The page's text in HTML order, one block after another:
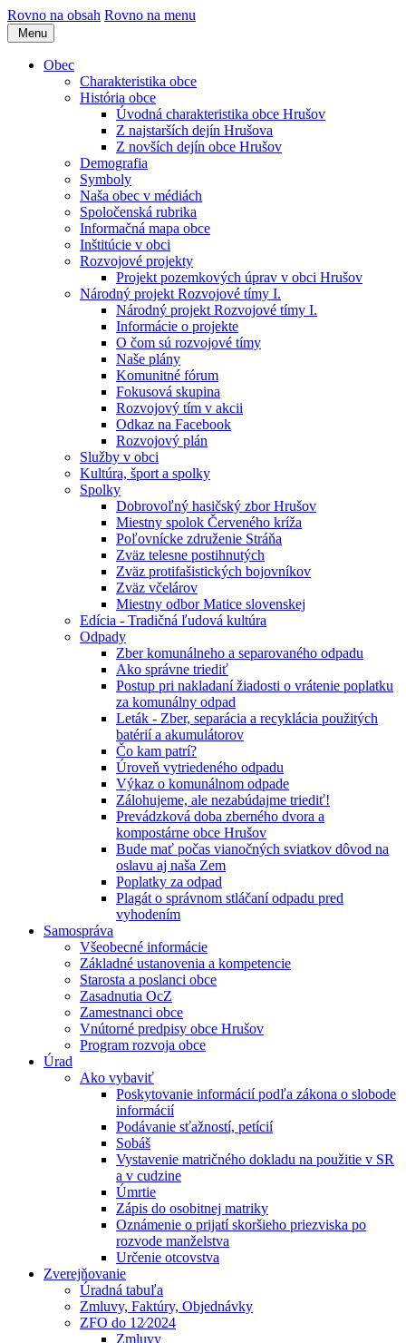
Rovno na obsah Rovno na menu
Menu
Obec
Charakteristika obce
História obce
Úvodná charakteristika obce Hrušov
Z najstarších dejín Hrušova
Z novších dejín obce Hrušov
Demografia
Symboly
Naša obec v médiách
Spoločenská rubrika
Informačná mapa obce
Inštitúcie v obci
Rozvojové projekty
Projekt pozemkových úprav v obci Hrušov
Národný projekt Rozvojové tímy I.
Národný projekt Rozvojové tímy I.
Informácie o projekte
O čom sú rozvojové tímy
Naše plány
Komunitné fórum
Fokusová skupina
Rozvojový tím v akcii
Odkaz na Facebook
Rozvojový plán
Služby v obci
Kultúra, šport a spolky
Spolky
Dobrovoľný hasičský zbor Hrušov
Miestny spolok Červeného kríža
Poľovnícke združenie Stráňa
Zväz telesne postihnutých
Zväz protifašistických bojovníkov
Zväz včelárov
Miestny odbor Matice slovenskej
Edícia - Tradičná ľudová kultúra
Odpady
Zber komunálneho a separovaného odpadu
Ako správne triediť
Postup pri nakladaní žiadosti o vrátenie poplatku
za komunálny odpad
Leták - Zber, separácia a recyklácia použitých
batérií a akumulátorov
Čo kam patrí?
Úroveň vytriedeného odpadu
Výkaz o komunálnom odpade
Zálohujeme, ale nezabúdajme triediť!
Prevádzková doba zberného dvora a
kompostárne obce Hrušov
Bude mať počas vianočných sviatkov dôvod na
oslavu aj naša Zem
Poplatky za odpad
Plagát o správnom stláčaní odpadu pred
vyhodením
Samospráva
Všeobecné informácie
Základné ustanovenia a kompetencie
Starosta a poslanci obce
Zasadnutia OcZ
Zamestnanci obce
Vnútorné predpisy obce Hrušov
Program rozvoja obce
Úrad
Ako vybaviť
Poskytovanie informácií podľa zákona o slobode
informácií
Podávanie sťažností, petícií
Sobáš
Vystavenie matričného dokladu na použitie v SR
a v cudzine
Úmrtie
Zápis do osobitnej matriky
Oznámenie o prijatí skoršieho priezviska po
rozvode manželstva
Určenie otcovstva
Zverejňovanie
Úradná tabuľa
Zmluvy, Faktúry, Objednávky
ZFO do 12⁄2024
Zmluvy